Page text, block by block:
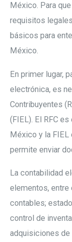
México. Para
requisitos
básicos para
México.
En primer lugar,
electrónica, es
Contribuyentes
(FIEL). El RFC
México y la FIEL
permite enviar
La contabilidad
elementos,
contables;
control de
adquisiciones